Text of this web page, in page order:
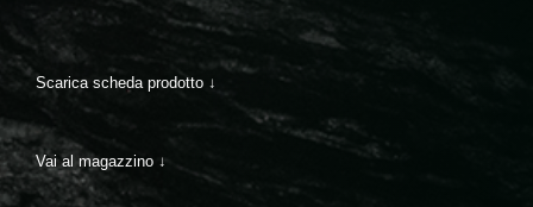
Scarica scheda prodotto ↓
Vai al magazzino ↓